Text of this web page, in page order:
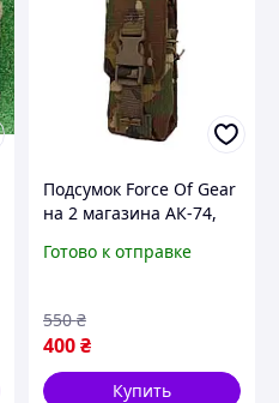
Подсумок Force Of Gear
на 2 магазина АК-74,
мультикам
Готово к отправке
400₴
550 ₴
Купить